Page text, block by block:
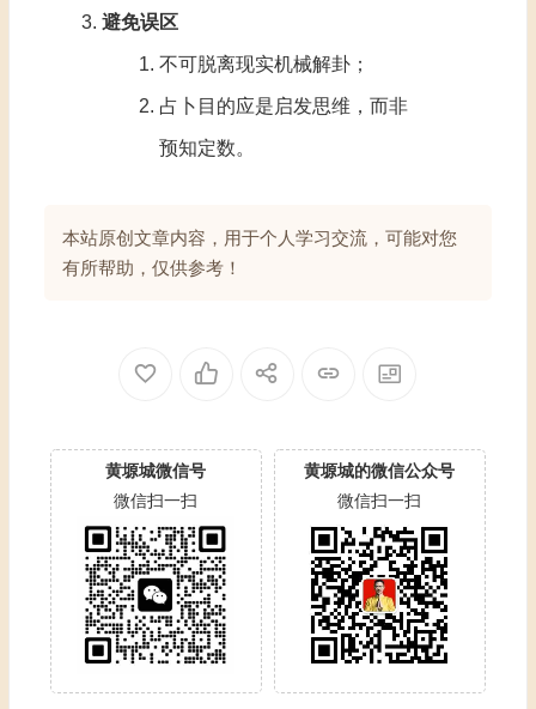
避免误区
不可脱离现实机械解卦‌；
占卜目的应是启发思维，而非
预知定数‌。
本站原创 文章内容，用于个人学习交流，可能对您
有所帮助，仅供参考！
黄塬城微信号
微信扫一扫
黄塬城的微信公众号
微信扫一扫